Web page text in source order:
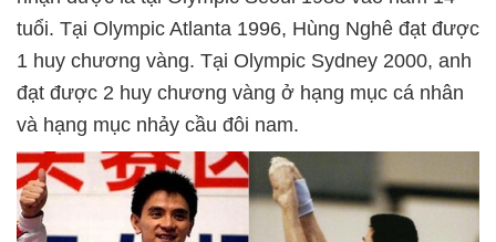
tuổi. Tại Olympic Atlanta 1996, Hùng Nghê đạt được
1 huy chương vàng. Tại Olympic Sydney 2000, anh
đạt được 2 huy chương vàng ở hạng mục cá nhân
và hạng mục nhảy cầu đôi nam.